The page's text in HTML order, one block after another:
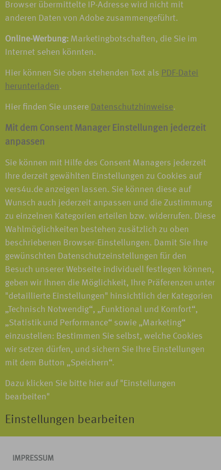
Browser übermittelte IP-Adresse wird nicht mit
anderen Daten von Adobe zusammengeführt.
Online-Werbung: Marketingbotschaften, die Sie im
Internet sehen könnten.
Hier können Sie oben stehenden Text als PDF-Datei
herunterladen.
Hier finden Sie unsere Datenschutzhinweise.
Mit dem Consent Manager Einstellungen jederzeit
anpassen
Sie können mit Hilfe des Consent Managers jederzeit
Ihre derzeit gewählten Einstellungen zu Cookies auf
vers4u.de anzeigen lassen. Sie können diese auf
Wunsch auch jederzeit anpassen und die Zustimmung
zu einzelnen Kategorien erteilen bzw. widerrufen. Diese
Wahlmöglichkeiten bestehen zusätzlich zu oben
beschriebenen Browser-Einstellungen. Damit Sie Ihre
gewünschten Datenschutzeinstellungen für den
Besuch unserer Webseite individuell festlegen können,
geben wir Ihnen die Möglichkeit, Ihre Präferenzen unter
"detaillierte Einstellungen" hinsichtlich der Kategorien
„Technisch Notwendig“, „Funktional und Komfort“,
„Statistik und Performance“ sowie „Marketing“
einzustellen: Bestimmen Sie selbst, welche Cookies
wir setzen dürfen, und sichern Sie Ihre Einstellungen
mit dem Button „Speichern“.
Dazu klicken Sie bitte hier auf "Einstellungen
bearbeiten"
Einstellungen bearbeiten
IMPRESSUM